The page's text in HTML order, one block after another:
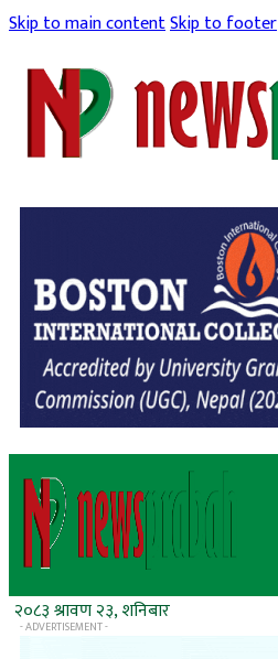
Skip to main contentSkip to footer
२०८३ श्रावण २३, शनिबार
- ADVERTISEMENT -